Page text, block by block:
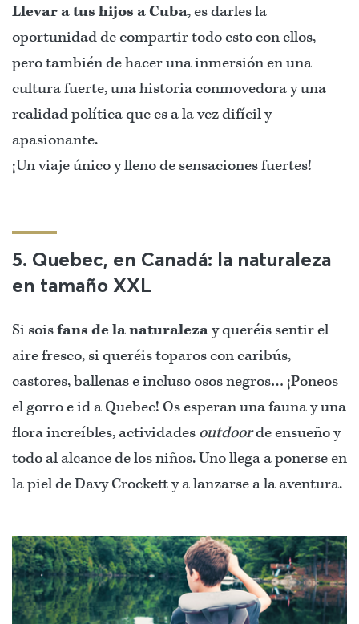
Llevar a tus hijos a Cuba, es darles la
oportunidad de compartir todo esto con ellos,
pero también de hacer una inmersión en una
cultura fuerte, una historia conmovedora y una
realidad política que es a la vez difícil y
apasionante.
¡Un viaje único y lleno de sensaciones fuertes!
5. Quebec, en Canadá: la naturaleza
en tamaño XXL
Si soisfans de la naturalezay queréis sentir el
aire fresco, si queréis toparos con caribús,
castores, ballenas e incluso osos negros… ¡Poneos
el gorro e id a Quebec! Os esperan una fauna y una
flora increíbles, actividades outdoorde ensueño y
todo al alcance de los niños. Uno llega a ponerse en
la piel de Davy Crockett y a lanzarse a la aventura.